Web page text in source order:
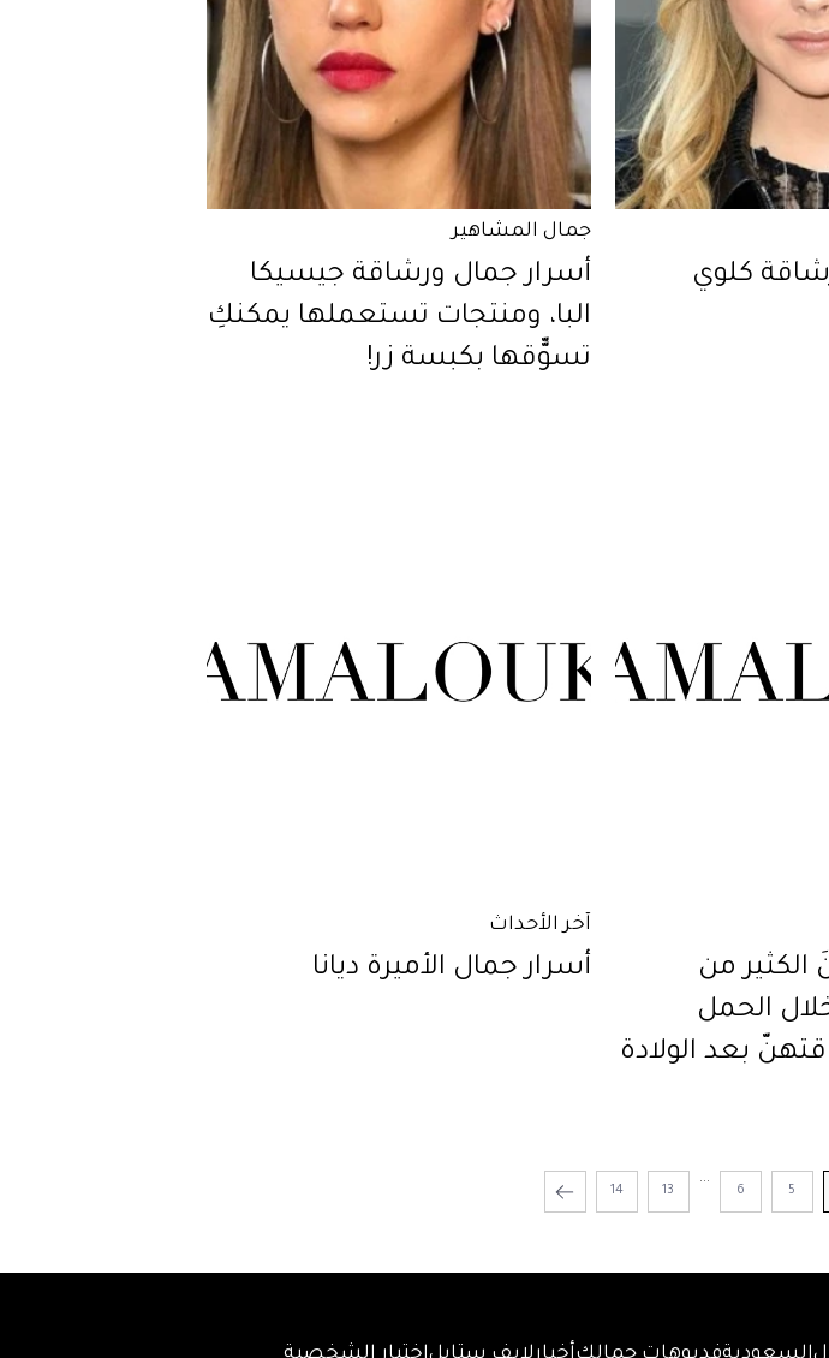
كلوي
جمال المشاهير
أسرار جمال ورشاقة جيسيكا
البا، ومنتجات تستعملها يمكنكِ
تسوّّقها بكبسة زر!
من
الحمل
بعد الولادة
آخر الأحداث
أسرار جمال الأميرة ديانا
5
6
...
13
14